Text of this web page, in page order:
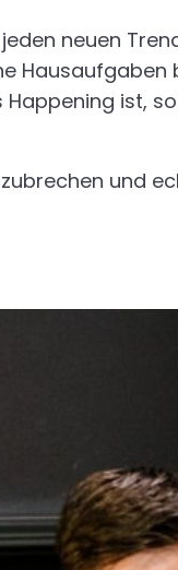
neuen
Happening ist,
und